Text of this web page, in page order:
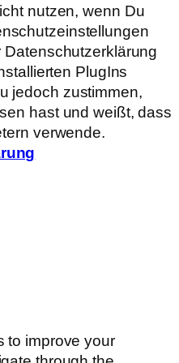
nutzen, wenn Du
Datenschutzerklärung
PlugIns
jedoch zustimmen,
hast und weißt, dass
verwende.
to improve your